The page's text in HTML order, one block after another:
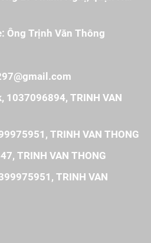
Ông Trịnh Văn Thông
1037096894, TRINH VAN
TRINH VAN THONG
TRINH VAN THONG
TRINH VAN